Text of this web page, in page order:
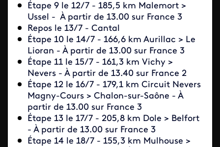
Étape 9 le 12/7 - 185,5 km Malemort >
Ussel - À partir de 13.00 sur France 3
Repos le 13/7 - Cantal
Étape 10 le 14/7 - 166,6 km Aurillac > Le
Lioran - À partir de 13.00 sur France 3
Étape 11 le 15/7 - 161,3 km Vichy >
Nevers - À partir de 13.40 sur France 2
Étape 12 le 16/7 - 179,1 km Circuit Nevers
Magny-Cours > Chalon-sur-Saône - À
partir de 13.00 sur France 3
Étape 13 le 17/7 - 205,8 km Dole > Belfort
- À partir de 13.00 sur France 3
Étape 14 le 18/7 - 155,3 km Mulhouse >